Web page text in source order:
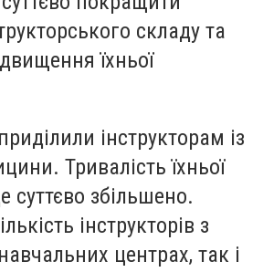
складу та
їхньої
інструкторам із
Тривалість їхньої
суттєво збільшено.
інструкторів з
центрах, так і